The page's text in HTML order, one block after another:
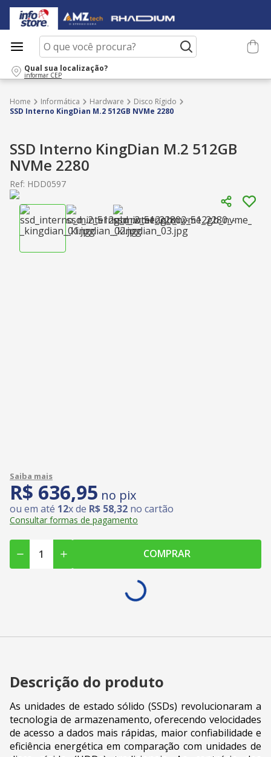
O que você procura?
Qual sua localização?
informar CEP
Informática Hardware
Disco Rígido
SSD Interno KingDian M.2 512GB NVMe 2280
SSD Interno KingDian M.2 512GB
NVMe 2280
Ref: HDD0597
R$ 636,95 no pix
ou em até 12x de R$ 58,32 no cartão
Consultar formas de pagamento
COMPRAR
Descrição do produto
As unidades de estado sólido (SSDs) revolucionaram a
tecnologia de armazenamento, oferecendo velocidades
de acesso a dados mais rápidas, maior confiabilidade e
eficiência energética em comparação com unidades de